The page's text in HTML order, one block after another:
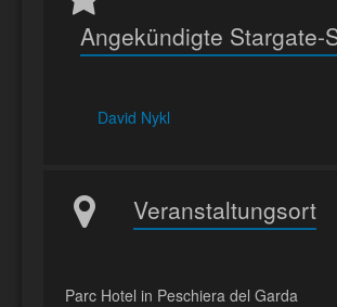
Angekündigte Stargate-
David Nykl
Veranstaltungsort
Parc Hotel in Peschiera del Garda